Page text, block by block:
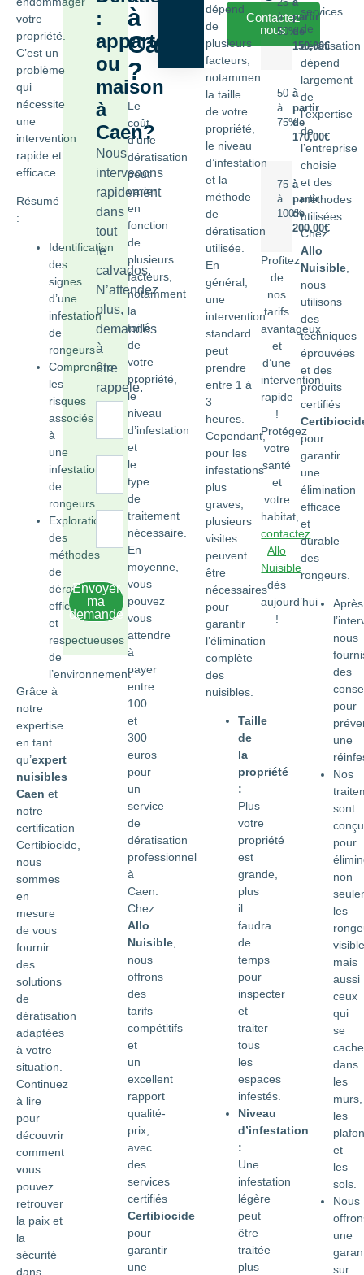
votre
propriété.
C’est un
problème
qui
nécessite
une
intervention
rapide et
efficace.
Résumé
:
Identification
des
signes
d’une
infestation
de
rongeurs
Comprendre
les
risques
associés
à
une
infestation
de
rongeurs
Exploration
des
méthodes
de
dératisation
efficaces
et
respectueuses
de
l’environnement
Grâce à
notre
expertise
en tant
qu’expert
nuisibles
Caen et
notre
certification
Certibiocide,
nous
sommes
en
mesure
de vous
fournir
des
solutions
de
dératisation
adaptées
à votre
situation.
Continuez
à lire
pour
découvrir
comment
vous
pouvez
retrouver
la paix et
la
sécurité
dans
:
appartement
ou
maison
à
Caen?
Nous
intervenons
rapidement
dans
tout
le
calvados.
N’attendez
plus,
demandés
à
être
rappelé.
Envoyer
ma
demande
à
Caen
?
Le
coût
d’une
dératisation
peut
varier
en
fonction
de
plusieurs
facteurs,
notamment
la
taille
de
votre
propriété,
le
niveau
d’infestation
et
le
type
de
traitement
nécessaire.
En
moyenne,
vous
pouvez
vous
attendre
à
payer
entre
100
et
300
euros
pour
un
service
de
dératisation
professionnel
à
Caen.
Chez
Allo
Nuisible,
nous
offrons
des
tarifs
compétitifs
et
un
excellent
rapport
qualité-
prix,
avec
des
services
certifiés
Certibiocide
pour
garantir
une
Contactez
nous
dépend
de
plusieurs
facteurs,
notamment
la taille
de votre
propriété,
le niveau
d’infestation
et la
méthode
de
dératisation
utilisée.
En
général,
une
intervention
standard
peut
prendre
entre 1 à
3
heures.
Cependant,
pour les
infestations
plus
graves,
plusieurs
visites
peuvent
être
nécessaires
pour
garantir
l’élimination
complète
des
nuisibles.
Taille
de
la
propriété
:
Plus
votre
propriété
est
grande,
plus
il
faudra
de
temps
pour
inspecter
et
traiter
tous
les
espaces
infestés.
Niveau
d’infestation
:
Une
infestation
légère
peut
être
traitée
plus
25
à
50%
à
partir
de
150,00€
50
à
75%
à
partir
de
170,00€
75
à
100%
à
partir
de
200,00€
Profitez
de
nos
tarifs
avantageux
et
d’une
intervention
rapide
!
Protégez
votre
santé
et
votre
habitat,
contactez
Allo
Nuisible
dès
aujourd’hui
!
services
de
dératisation
dépend
largement
de
l’expertise
de
l’entreprise
choisie
et des
méthodes
utilisées.
Chez
Allo
Nuisible,
nous
utilisons
des
techniques
éprouvées
et des
produits
certifiés
pour
garantir
une
élimination
efficace
et
durable
des
rongeurs.
Après
nous
des
pour
une
Nos
sont
pour
non
les
mais
aussi
ceux
qui
se
dans
les
murs,
les
et
les
sols.
Nous
une
sur